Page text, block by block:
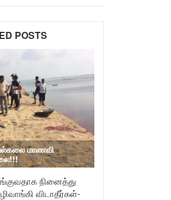
POSTS
மாணவி
நினைத்து
விடாதீர்கள்-